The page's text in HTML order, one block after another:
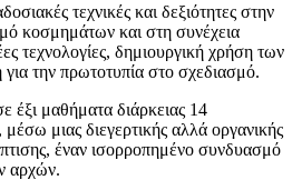
τεχνικές και δεξιότητες στην
κοσμημάτων και στη συνέχεια
τεχνολογίες, δημιουργική χρήση των
την πρωτοτυπία στο σχεδιασμό.
έξι μαθήματα διάρκειας 14
μιας διεγερτικής αλλά οργανικής
έναν ισορροπημένο συνδυασμό
αρχών.